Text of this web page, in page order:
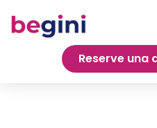
Reserve una